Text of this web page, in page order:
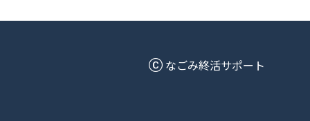
なごみ終活サポート